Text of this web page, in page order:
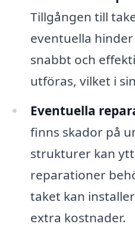
Tillgången till
eventuella
snabbt och
utföras, vilket i
Eventuella
finns skador på
strukturer kan
reparationer
taket kan
extra kostnader.